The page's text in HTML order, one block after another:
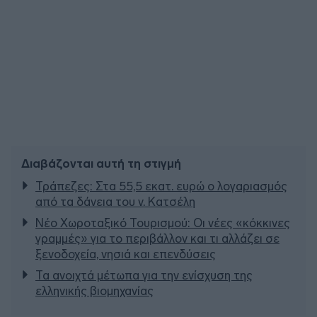
Διαβάζονται αυτή τη στιγμή
Τράπεζες: Στα 55,5 εκατ. ευρώ ο λογαριασμός
από τα δάνεια του ν. Κατσέλη
Νέο Χωροταξικό Τουρισμού: Οι νέες «κόκκινες
γραμμές» για το περιβάλλον και τι αλλάζει σε
ξενοδοχεία, νησιά και επενδύσεις
Τα ανοιχτά μέτωπα για την ενίσχυση της
ελληνικής βιομηχανίας